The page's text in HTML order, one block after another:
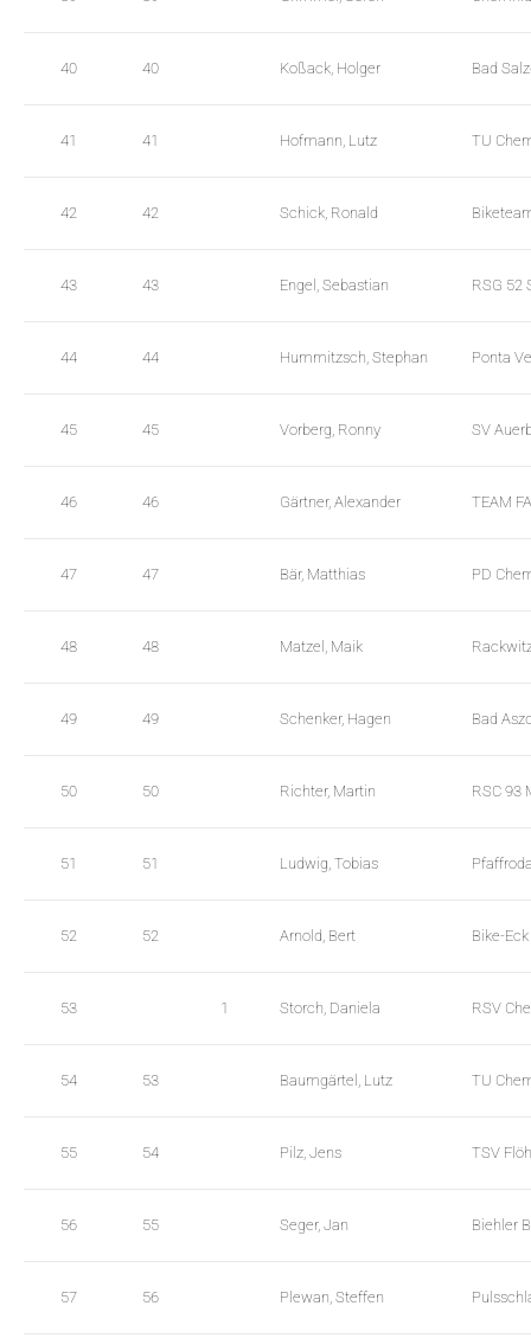
40 40 Koßack, Holger Bad
41 41 Hofmann, Lutz TU
42 42 Schick, Ronald
43 43 Engel, Sebastian RSG 52
44 44 Hummitzsch, Stephan Ponta
45 45 Vorberg, Ronny SV
46 46 Gärtner, Alexander TEAM
47 47 Bär, Matthias PD
48 48 Matzel, Maik
49 49 Schenker, Hagen Bad
50 50 Richter, Martin RSC 93
51 51 Ludwig, Tobias
52 52 Arnold, Bert Bike-
53 1 Storch, Daniela RSV
54 53 Baumgärtel, Lutz TU
55 54 Pilz, Jens TSV
56 55 Seger, Jan Biehler
57 56 Plewan, Steffen